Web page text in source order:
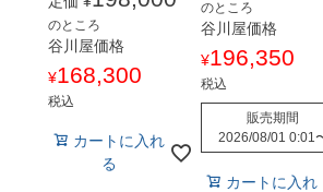
のところ
谷川屋価格
¥168,300
税込
カートに入れ
る
のところ
谷川屋価格
¥196,350
税込
販売期間
2026/08/01 0:01
カートに入れ